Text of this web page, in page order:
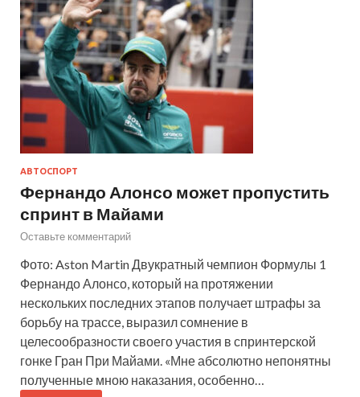
АВТОСПОРТ
Фернандо Алонсо может пропустить
спринт в Майами
Оставьте комментарий
Фото: Aston Martin Двукратный чемпион Формулы 1
Фернандо Алонсо, который на протяжении
нескольких последних этапов получает штрафы за
борьбу на трассе, выразил сомнение в
целесообразности своего участия в спринтерской
гонке Гран При Майами. «Мне абсолютно непонятны
полученные мною наказания, особенно…